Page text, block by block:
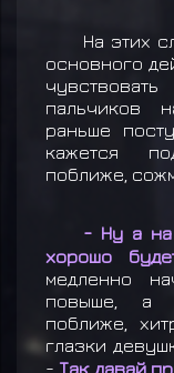
На этих
основного
пальчиков
раньше
кажется
поближе,
- Ну а на
хорошо
медленно
повыше, а
поближе,
глазки
- Так давай